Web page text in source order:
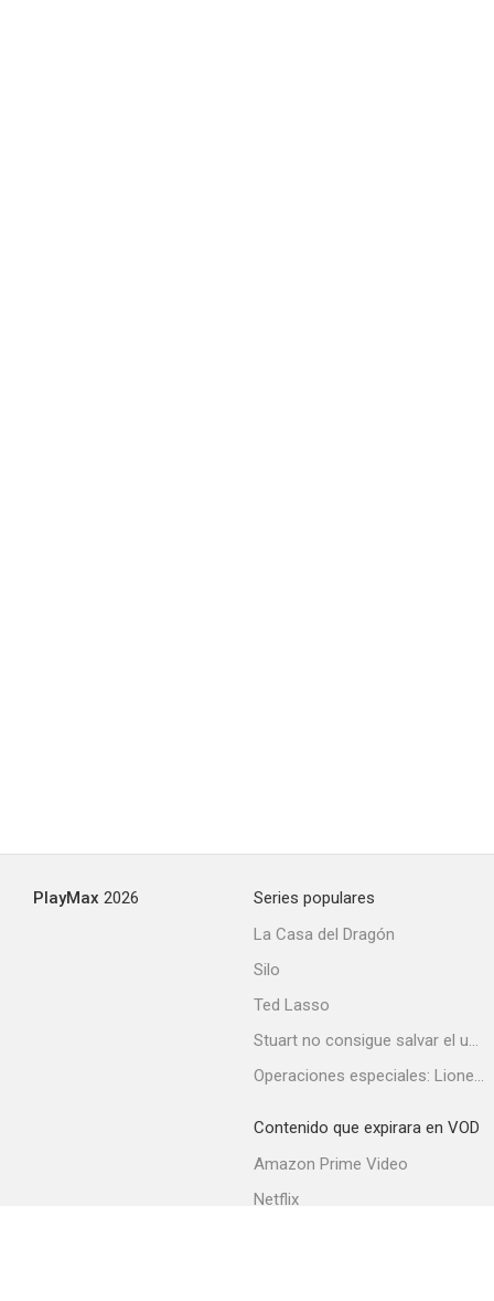
PlayMax 2026
Series populares
La Casa del Dragón
Silo
Ted Lasso
Stuart no consigue salvar el universo
Operaciones especiales: Lioness
Contenido que expirara en VOD
Amazon Prime Video
Netflix